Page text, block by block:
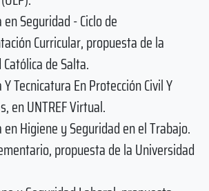
Seguridad - Ciclo de
Curricular, propuesta de la
de Salta.
Tecnicatura En Protección Civil Y
en UNTREF Virtual.
Higiene y Seguridad en el Trabajo.
propuesta de la Universidad